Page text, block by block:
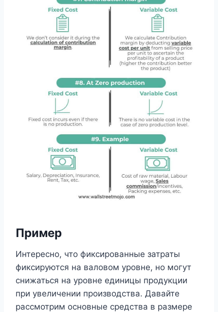
Пример
Интересно, что фиксированные затраты
фиксируются на валовом уровне, но могут
снижаться на уровне единицы продукции
при увеличении производства. Давайте
рассмотрим основные средства в размере